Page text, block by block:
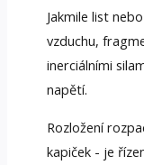
Jakmile list
vzduchu,
inerciálními
napětí.
Rozložení
kapiček - je